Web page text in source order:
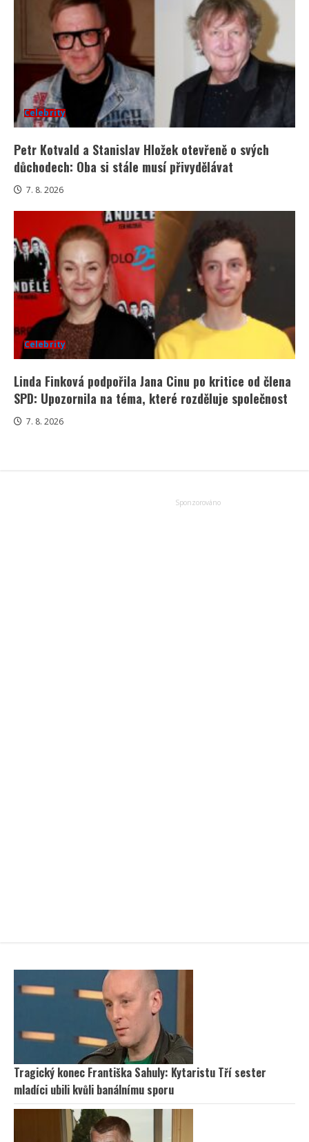
Celebrity
Petr Kotvald a Stanislav Hložek otevřeně o svých
důchodech: Oba si stále musí přivydělávat
7. 8. 2026
Celebrity
Linda Finková podpořila Jana Cinu po kritice od člena
SPD: Upozornila na téma, které rozděluje společnost
7. 8. 2026
Tragický konec Františka Sahuly: Kytaristu Tří sester
mladíci ubili kvůli banálnímu sporu